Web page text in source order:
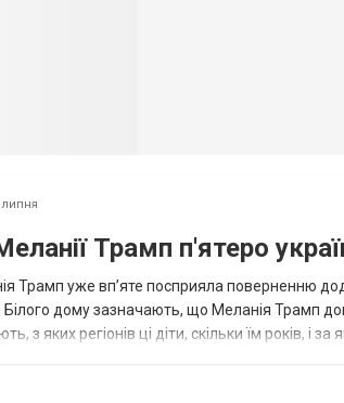
липня
Трамп п'ятеро
Трамп уже впʼяте посприяла поверненню
дому зазначають, що Меланія Трамп
з яких регіонів ці діти, скільки їм років, і